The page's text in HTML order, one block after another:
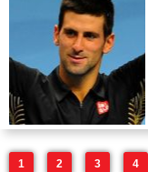
1 2 3 4